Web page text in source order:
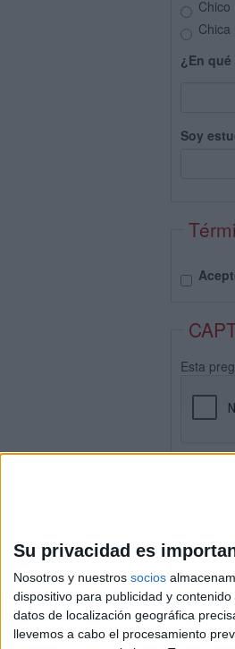
Su privacidad es
Nosotros y nuestros socios
dispositivo para publicidad y
datos de localización geográfica
llevemos a cabo el procesamiento
Chico
Chica
¿En
Soy
Esta